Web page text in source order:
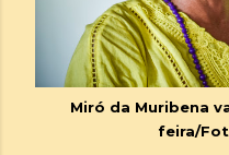
Miró da Muribena
feira/